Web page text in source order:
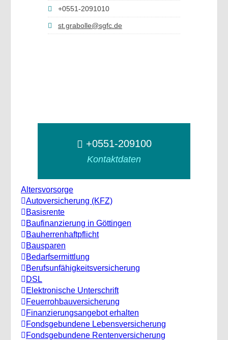
+0551-2091010
st.grabolle@sgfc.de
+0551-209100
Kontaktdaten
Altersvorsorge
Autoversicherung (KFZ)
Basisrente
Baufinanzierung in Göttingen
Bauherrenhaftpflicht
Bausparen
Bedarfsermittlung
Berufs­unfähigkeitsversicherung
DSL
Elektronische Unterschrift
Feuerrohbauversicherung
Finanzierungsangebot erhalten
Fondsgebundene Lebensversicherung
Fondsgebundene Rentenversicherung